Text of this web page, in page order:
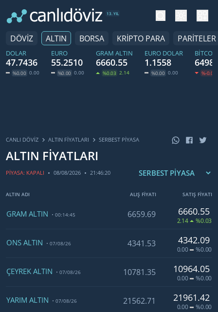
13. YIL
DÖVİZ ALTIN BORSA KRİPTO PARA PARİTELER
DOLAR
47.7436
%0.00 0.00
EURO
55.2510
%0.00 0.00
GRAM ALTIN
6660.55
%0.03 2.14
EURO DOLAR
1.1558
%0.00 0.00 %-0.01
CANLI DÖVİZ ALTIN FIYATLARI SERBEST PIYASA
ALTIN FİYATLARI
PİYASA: KAPALI 08/08/2026 21:46:20
ALTIN ADI ALIŞ FİYATI SATIŞ FİYATI
GRAM ALTIN 00:14:45 6659.69 6660.55
2.14 %0.03
ONS ALTIN 07/08/26 4341.53 4342.09
0.00 %0.00
ÇEYREK ALTIN 07/08/26 10781.35 10964.05
0.00 %0.00
YARIM ALTIN 07/08/26 21562.71 21961.42
0.00 %0.00